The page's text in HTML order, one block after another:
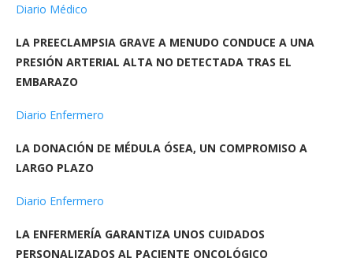
Diario Médico
LA PREECLAMPSIA GRAVE A MENUDO CONDUCE A UNA
PRESIÓN ARTERIAL ALTA NO DETECTADA TRAS EL
EMBARAZO
Diario Enfermero
LA DONACIÓN DE MÉDULA ÓSEA, UN COMPROMISO A
LARGO PLAZO
Diario Enfermero
LA ENFERMERÍA GARANTIZA UNOS CUIDADOS
PERSONALIZADOS AL PACIENTE ONCOLÓGICO